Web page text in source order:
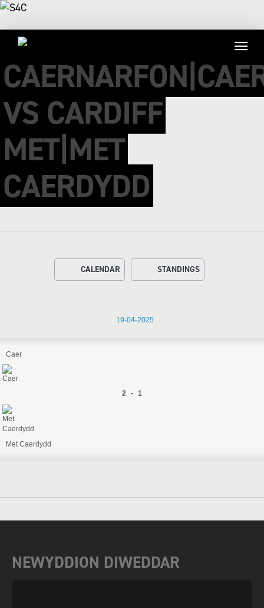
VS CARDIFF
MET|MET
CAERDYDD
CALENDAR STANDINGS
19-04-2025
Caer
2 - 1
Met Caerdydd
NEWYDDION DIWEDDAR